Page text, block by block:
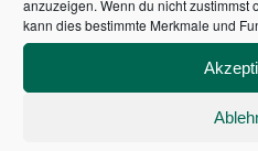
anzuzeigen. Wenn du nicht zustimmst
kann dies bestimmte Merkmale und